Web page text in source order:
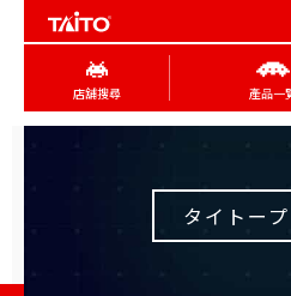
店舖搜尋 產品一
タイトー